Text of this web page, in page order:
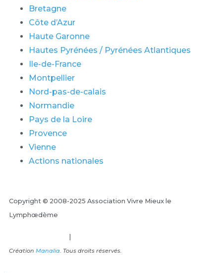
Copyright © 2008-2025 Association Vivre Mieux le
Lymphœdème
|
Création Manalia . Tous droits réservés.
Bretagne
Côte d’Azur
Haute Garonne
Hautes Pyrénées / Pyrénées Atlantiques
Ile-de-France
Montpellier
Nord-pas-de-calais
Normandie
Pays de la Loire
Provence
Vienne
Actions nationales